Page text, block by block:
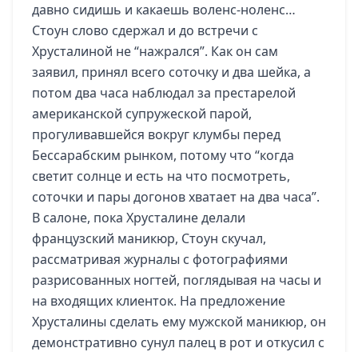
давно сидишь и какаешь воленс-ноленс…
Стоун слово сдержал и до встречи с
Хрусталиной не “нажрался”. Как он сам
заявил, принял всего соточку и два шейка, а
потом два часа наблюдал за престарелой
американской супружеской парой,
прогуливавшейся вокруг клумбы перед
Бессарабским рынком, потому что “когда
светит солнце и есть на что посмотреть,
соточки и пары догонов хватает на два часа”.
В салоне, пока Хрусталине делали
французский маникюр, Стоун скучал,
рассматривая журналы с фотографиями
разрисованных ногтей, поглядывая на часы и
на входящих клиенток. На предложение
Хрусталины сделать ему мужской маникюр, он
демонстративно сунул палец в рот и откусил с